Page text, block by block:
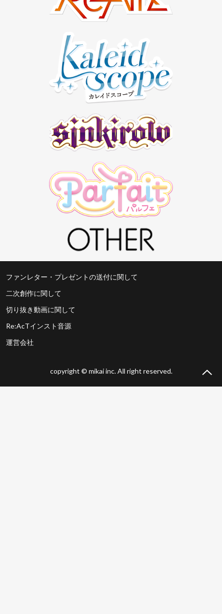
ファンレター・プレゼントの送付に関して
二次創作に関して
切り抜き動画に関して
Re:AcTインスト音源
運営会社
copyright © mikai inc. All right reserved.